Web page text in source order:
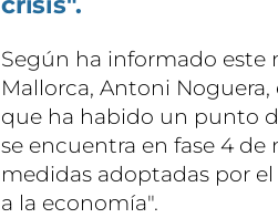
Según ha informado este
Mallorca, Antoni
que ha habido un punto
se encuentra en fase 4 de
medidas adoptadas por
a la economía".